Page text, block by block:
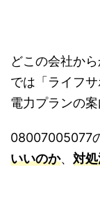
どこの会社か
では「ライフ
電力プランの
08007005077
いいのか、 対